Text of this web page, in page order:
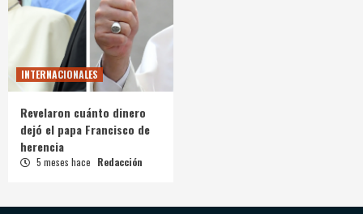
INTERNACIONALES
Revelaron cuánto dinero
dejó el papa Francisco de
herencia
5 meses hace Redacción